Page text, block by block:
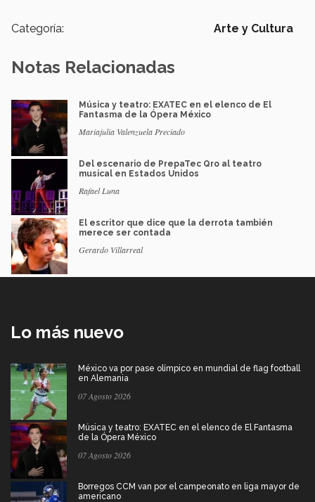
Categoría: Arte y Cultura
Notas Relacionadas
Música y teatro: EXATEC en el elenco de El
Fantasma de la Ópera México
Mariajulia Valenzuela Preciado
Del escenario de PrepaTec Qro al teatro
musical en Estados Unidos
Rafael Luna
El escritor que dice que la derrota también
merece ser contada
Gerardo Villarreal
Lo más nuevo
México va por pase olímpico en mundial de flag football
en Alemania
07 Agosto 2026
Música y teatro: EXATEC en el elenco de El Fantasma
de la Ópera México
07 Agosto 2026
Borregos CCM van por el campeonato en liga mayor de
americano